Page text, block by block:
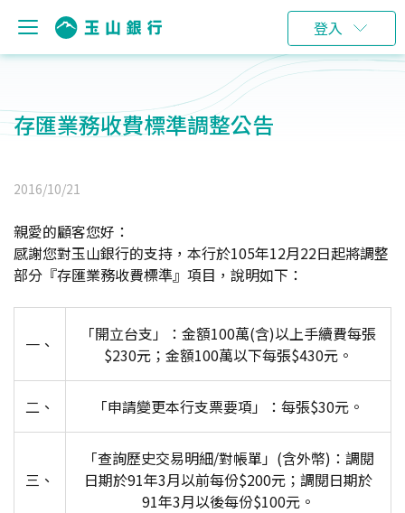
登入
存匯業務收費標準調整公告
2016/10/21
親愛的顧客您好：
感謝您對玉山銀行的支持，本行於105年12月22日起將調整
部分『存匯業務收費標準』項目，說明如下：
一、
「開立台支」：金額100萬(含)以上手續費每張
$230元；金額100萬以下每張$430元。
二、 「申請變更本行支票要項」：每張$30元。
三、
「查詢歷史交易明細/對帳單」(含外幣)：調閱
日期於91年3月以前每份$200元；調閱日期於
91年3月以後每份$100元。